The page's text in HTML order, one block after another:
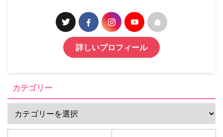
詳しいプロフィール
カテゴリー